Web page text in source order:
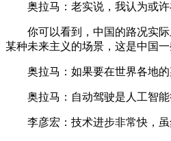
奥拉马：老实说，我认为或许
你可以看到，中国的路况实际
某种未来主义的场景，这是中国
奥拉马：如果要在世界各地的
奥拉马：自动驾驶是人工智能
李彦宏：技术进步非常快，虽